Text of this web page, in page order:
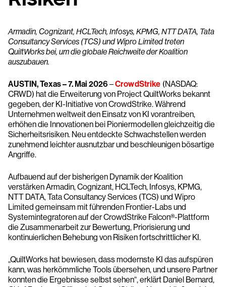
Armadin, Cognizant, HCLTech, Infosys, KPMG, NTT DATA, Tata
Consultancy Services (TCS) und Wipro Limited treten
QuiltWorks bei, um die globale Reichweite der Koalition
auszubauen.
AUSTIN, Texas – 7. Mai 2026 –CrowdStrike (NASDAQ:
CRWD) hat die Erweiterung von Project QuiltWorks bekannt
gegeben, der KI-Initiative von CrowdStrike. Während
Unternehmen weltweit den Einsatz von KI vorantreiben,
erhöhen die Innovationen bei Pioniermodellen gleichzeitig die
Sicherheitsrisiken. Neu entdeckte Schwachstellen werden
zunehmend leichter ausnutzbar und beschleunigen bösartige
Angriffe.
Aufbauend auf der bisherigen Dynamik der Koalition
verstärken Armadin, Cognizant, HCLTech, Infosys, KPMG,
NTT DATA, Tata Consultancy Services (TCS) und Wipro
Limited gemeinsam mit führenden Frontier-Labs und
Systemintegratoren auf der CrowdStrike Falcon®-Plattform
die Zusammenarbeit zur Bewertung, Priorisierung und
kontinuierlichen Behebung von Risiken fortschrittlicher KI.
„QuiltWorks hat bewiesen, dass modernste KI das aufspüren
kann, was herkömmliche Tools übersehen, und unsere Partner
konnten die Ergebnisse selbst sehen“, erklärt Daniel Bernard,